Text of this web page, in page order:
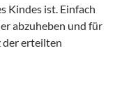
Kindes ist. Einfach
abzuheben und für
der erteilten